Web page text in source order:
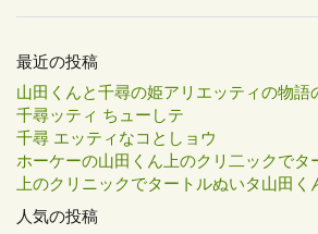
最近の投稿
山田くんと千尋の姫アリエッティの物語
千尋ッティ ちューしテ
千尋 エッティなコとしョウ
ホーケーの山田くん上のクリ二ックでタ
上のクリニックでタートルぬいタ山田く
人気の投稿